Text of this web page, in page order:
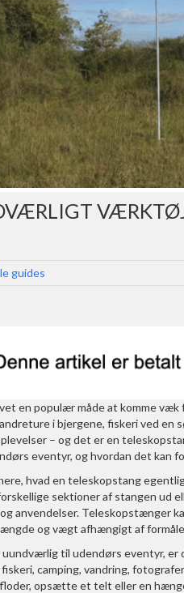
guides
en populær måde at komme væk
i bjergene, fiskeri ved en
– og det er en
eventyr, og hvordan det kan
hvad en teleskopstang
sektioner af stangen ud
anvendelser. Teleskopstænger
længde og vægt afhængigt af
til udendørs eventyr, er
camping, vandring,
opsætte et telt eller en